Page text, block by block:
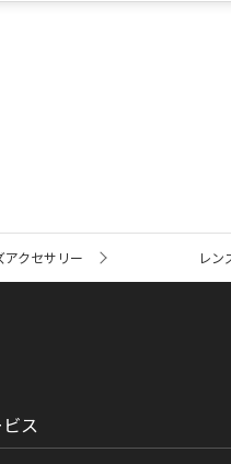
アクセサリー レン
ス